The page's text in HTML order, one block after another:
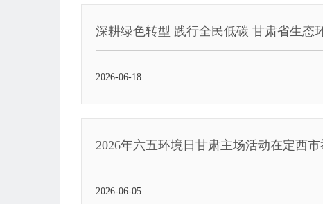
深耕绿色转型 践行全民低碳 甘肃省生态
2026-06-18
2026年六五环境日甘肃主场活动在定西
2026-06-05